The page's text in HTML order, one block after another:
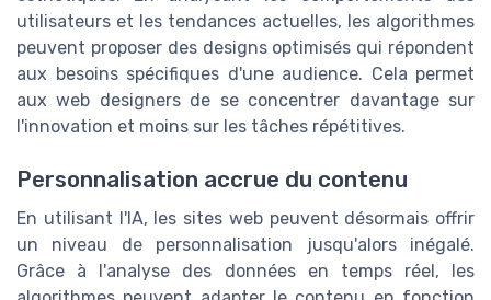
utilisateurs et les tendances actuelles, les algorithmes
peuvent proposer des designs optimisés qui répondent
aux besoins spécifiques d'une audience. Cela permet
aux web designers de se concentrer davantage sur
l'innovation et moins sur les tâches répétitives.
Personnalisation accrue du contenu
En utilisant l'IA, les sites web peuvent désormais offrir
un niveau de personnalisation jusqu'alors inégalé.
Grâce à l'analyse des données en temps réel, les